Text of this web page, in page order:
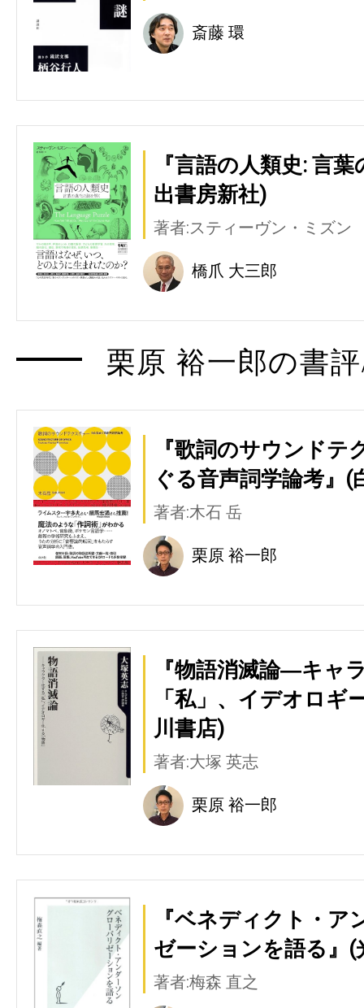
斎藤 環
『言語の人類史: 言
出書房新社)
著者:スティーヴン・ミズン
橋爪 大三郎
栗原 裕一郎の書
『歌詞のサウンド
ぐる音声詞学論考』(
著者:木石 岳
栗原 裕一郎
『物語消滅論―キャ
「私」、イデオロギ
川書店)
著者:大塚 英志
栗原 裕一郎
『ベネディクト・
ゼーションを語る』(
著者:梅森 直之